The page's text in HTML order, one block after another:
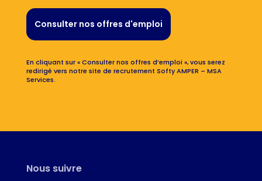
Consulter nos offres d'emploi
En cliquant sur « Consulter nos offres d’emploi », vous serez
redirigé vers notre site de recrutement Softy AMPER – MSA
Services.
Nous suivre